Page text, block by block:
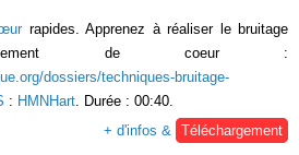
rapides. Apprenez à réaliser le bruitage
de coeur :
dossiers/techniques-bruitage-
: HMNHart. Durée : 00:40.
+ d'infos & Téléchargement